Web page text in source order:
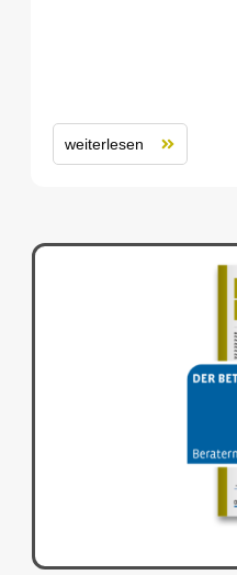
weiterlesen